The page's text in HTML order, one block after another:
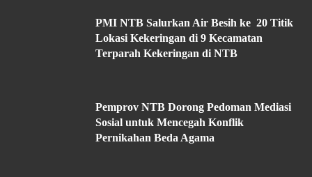
PMI NTB Salurkan Air Besih ke 20 Titik
Lokasi Kekeringan di 9 Kecamatan
Terparah Kekeringan di NTB
Pemprov NTB Dorong Pedoman Mediasi
Sosial untuk Mencegah Konflik
Pernikahan Beda Agama